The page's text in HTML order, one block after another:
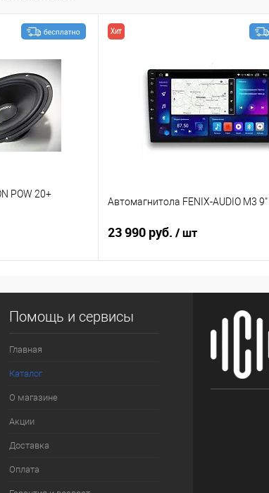
POW 20+
Хит
Автомагнитола FENIX-AUDIO M3
23 990 руб. / шт
Помощь и сервисы
Главная
Каталог
О магазине
Акции
Доставка
Оплата